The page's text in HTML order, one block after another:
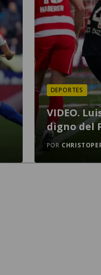
DEPORTES
VIDEO.
digno del
POR